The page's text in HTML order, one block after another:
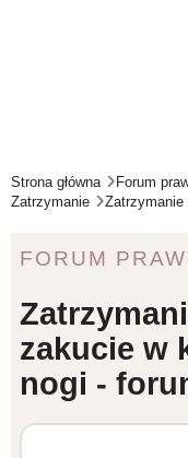
WZORY
FORUM
Strona główna Forum
Zatrzymanie
Zatrzymanie
FORUM
zakucie w
nogi -